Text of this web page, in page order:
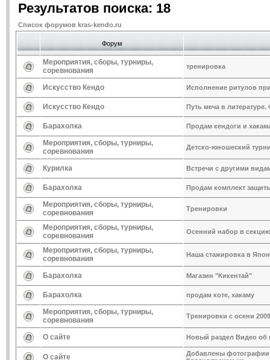
Результатов поиска: 18
Список форумов kras-kendo.ru
Форум
Мероприятия, сборы, турниры,
соревнования
тренировка
Искусство Кендо Исполнение ритулов
Искусство Кендо Путь меча в
Барахолка Продам кендоги и
Мероприятия, сборы, турниры,
соревнования
Детско-юношеский
Курилка Встречи с другими
Барахолка Продам комплект
Мероприятия, сборы, турниры,
соревнования
Тренировки
Мероприятия, сборы, турниры,
соревнования
Осенний набор в
Мероприятия, сборы, турниры,
соревнования
Наша стажировка в
Барахолка Магазин "Кикентай"
Барахолка продам коте, хакаму
Мероприятия, сборы, турниры,
соревнования
Тренировки с осени 2009
О сайте Новый раздел Видео об
О сайте
Добавлены фотографии